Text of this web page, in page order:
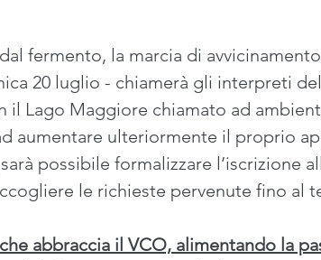
fermento, la marcia di
20 luglio - chiamerà gli interpreti
il Lago Maggiore chiamato ad
aumentare ulteriormente il proprio
possibile formalizzare l’iscrizione
le richieste pervenute fino al
abbraccia il VCO, alimentando la